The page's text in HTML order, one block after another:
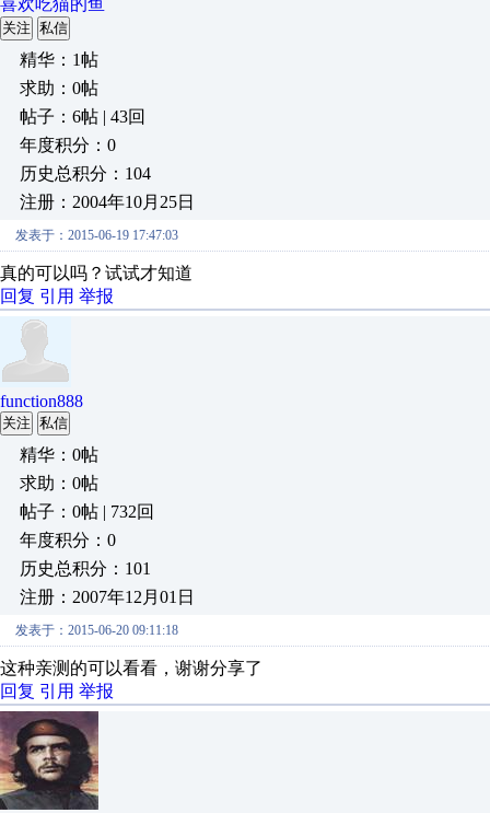
喜欢吃猫的鱼
关注 私信
精华：1帖
求助：0帖
帖子：6帖 | 43回
年度积分：0
历史总积分：104
注册：2004年10月25日
发表于：2015-06-19 17:47:03
真的可以吗？试试才知道
回复 引用 举报
function888
关注 私信
精华：0帖
求助：0帖
帖子：0帖 | 732回
年度积分：0
历史总积分：101
注册：2007年12月01日
发表于：2015-06-20 09:11:18
这种亲测的可以看看，谢谢分享了
回复 引用 举报